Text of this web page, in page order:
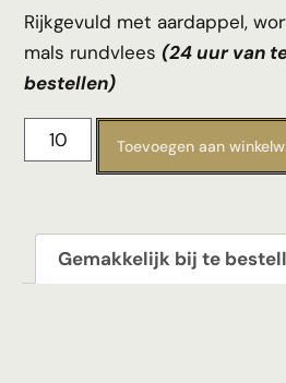
Rijkgevuld met aardappel,
mals rundvlees(24 uur van
bestellen)
Toevoegen aan
Gemakkelijk bij te